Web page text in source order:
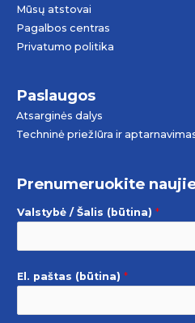
Mūsų atstovai
Pagalbos centras
Privatumo politika
Paslaugos
Atsarginės dalys
Techninė priežIūra ir
Prenumeruokite
Valstybė / Šalis (būtina) *
El. paštas (būtina) *